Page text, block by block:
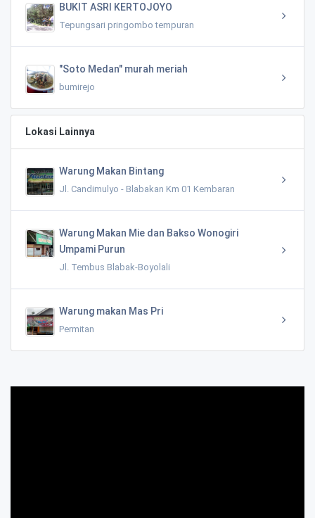
BUKIT ASRI KERTOJOYO
Tepungsari pringombo tempuran
"Soto Medan" murah meriah
bumirejo
Lokasi Lainnya
Warung Makan Bintang
Jl. Candimulyo - Blabakan Km 01 Kembaran
Warung Makan Mie dan Bakso Wonogiri
Umpami Purun
Jl. Tembus Blabak-Boyolali
Warung makan Mas Pri
Permitan